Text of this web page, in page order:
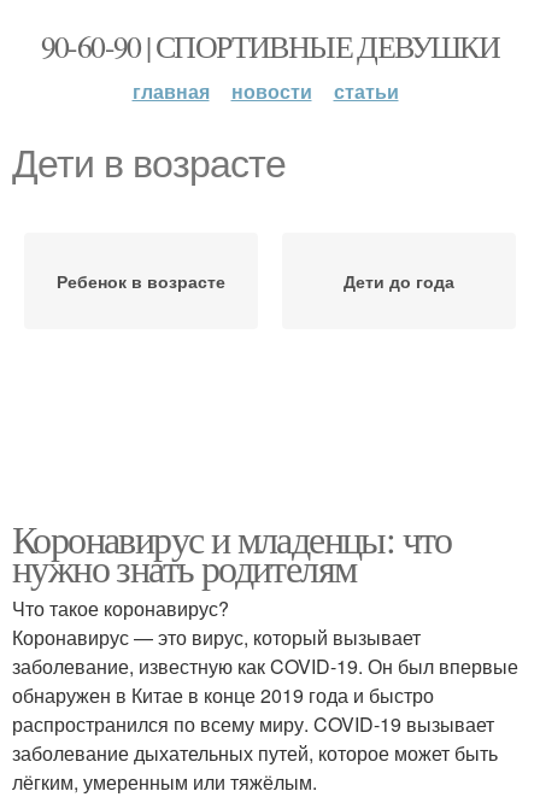
90-60-90 | СПОРТИВНЫЕ ДЕВУШКИ
главная новости статьи
Дети в возрасте
Ребенок в возрасте Дети до года
Коронавирус и младенцы: что
нужно знать родителям
Что такое коронавирус?
Коронавирус — это вирус, который вызывает
заболевание, известную как COVID-19. Он был впервые
обнаружен в Китае в конце 2019 года и быстро
распространился по всему миру. COVID-19 вызывает
заболевание дыхательных путей, которое может быть
лёгким, умеренным или тяжёлым.